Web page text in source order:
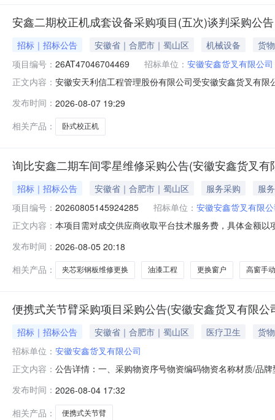
安鑫二期校正机成套设备采购项目(五次)谈判采购公告
招标｜招标公告 安徽省｜合肥市｜蜀山区 机械设备
货物
项目编号： 26AT47046704469 招标单位： 安徽安鑫货叉有限公司
正文内容： 安徽安天利信工程管理股份有限公司受安徽安鑫货叉有
26AT470467044692.2采购包划分：1个2.3项目包号：
发布时间： 2026-08-07 19:29
相关产品：
卧式校正机
询比安鑫二期车间零星维修采购公告(安徽安鑫货叉有
招标｜招标公告 安徽省｜合肥市｜蜀山区 服务采购
服务
项目编号： 20260805145924285 招标单位： 安徽安鑫货叉有限
正文内容： 本项目需对成交供应商收取平台技术服务费，具体金额
工程项1224AX1-26-3-2门维修项1324AX1-26-3-3更换
发布时间： 2026-08-05 20:18
相关产品：
夹芯彩钢板维修更换 油漆工程 更换窗户 高窗手
便携式关节臂采购项目采购公告(安徽安鑫货叉有限公
招标｜招标公告 安徽省｜合肥市｜蜀山区 医疗卫生
货物
招标单位： 安徽安鑫货叉有限公司
正文内容： 公告详情：一、采购物资序号物资编码物资名称材质/品
限公司报价是否含税是，说明：13%报价备注可不填写
100.00万元以上报名
发布时间： 2026-08-04 17:32
相关产品：
便携式关节臂